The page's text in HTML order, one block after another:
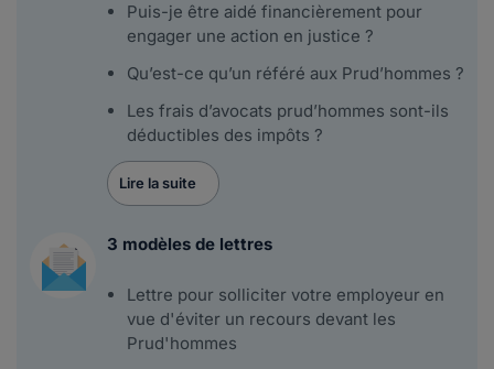
Puis-je être aidé financièrement pour
engager une action en justice ?
Qu’est-ce qu’un référé aux Prud’hommes ?
Les frais d’avocats prud’hommes sont-ils
déductibles des impôts ?
Lire la suite
3 modèles de lettres
Lettre pour solliciter votre employeur en
vue d'éviter un recours devant les
Prud'hommes